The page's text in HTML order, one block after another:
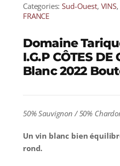
Categories:Sud-Ouest, VINS,
FRANCE
Domaine
I.G.P CÔTES DE
Blanc 2022
50% Sauvignon / 50%
Un vin blanc bien
rond.